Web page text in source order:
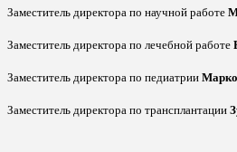
Заместитель директора по научной работе
Заместитель директора по лечебной работе
Заместитель директора по педиатрии
Заместитель директора по трансплантации